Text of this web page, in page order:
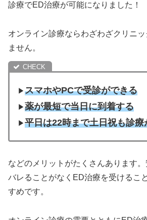
診療でED治療が可能になりました！
オンライン診療ならわざわざクリニ
ません。
▶︎スマホやPCで受診ができる
▶︎薬が最短で当日に到着する
▶︎平日は22時まで土日祝も診療
などのメリットがたくさんあります
バレることがなくED治療を受けるこ
すめです。